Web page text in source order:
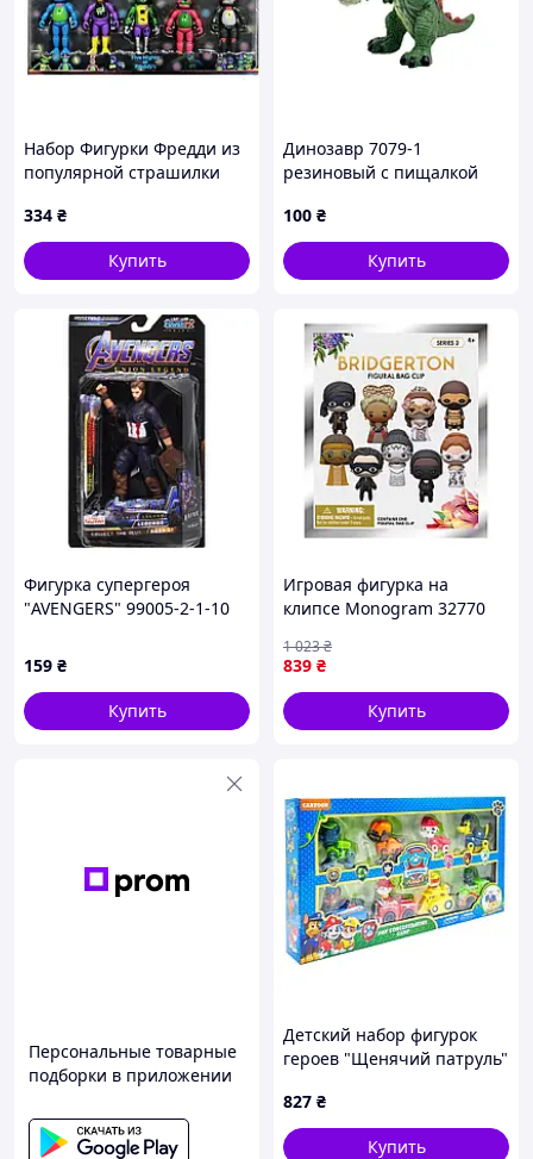
Набор Фигурки Фредди из
популярной страшилки
334 ₴
Купить
Динозавр 7079-1
резиновый с пищалкой
100 ₴
Купить
Фигурка супергероя
"AVENGERS" 99005-2-1-10
159 ₴
Купить
Игровая фигурка на
клипсе Monogram 32770
Seli Ігрова фігурка на
кліпсі Monogram 32770
серії Бріджертони
839 ₴
1 023₴
Купить
Персональные товарные
подборки в приложении
Детский набор фигурок
героев "Щенячий патруль"
827 ₴
Купить